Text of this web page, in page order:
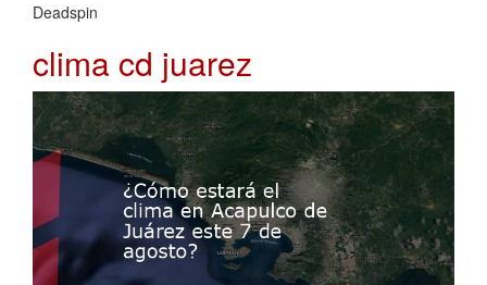
Deadspin
clima cd juarez